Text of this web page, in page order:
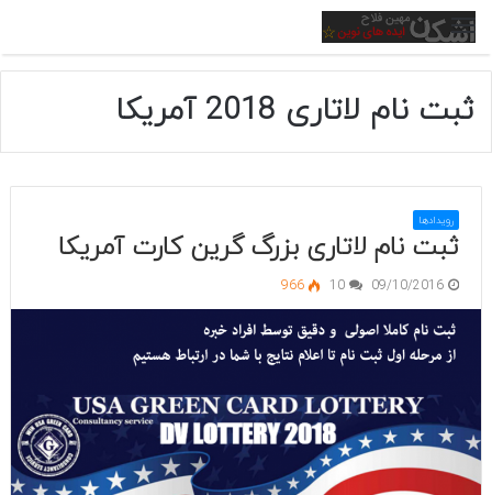
منو
ثبت نام لاتاری 2018 آمریکا
رویدادها
ثبت نام لاتاری بزرگ گرین کارت آمریکا
09/10/2016
10
966